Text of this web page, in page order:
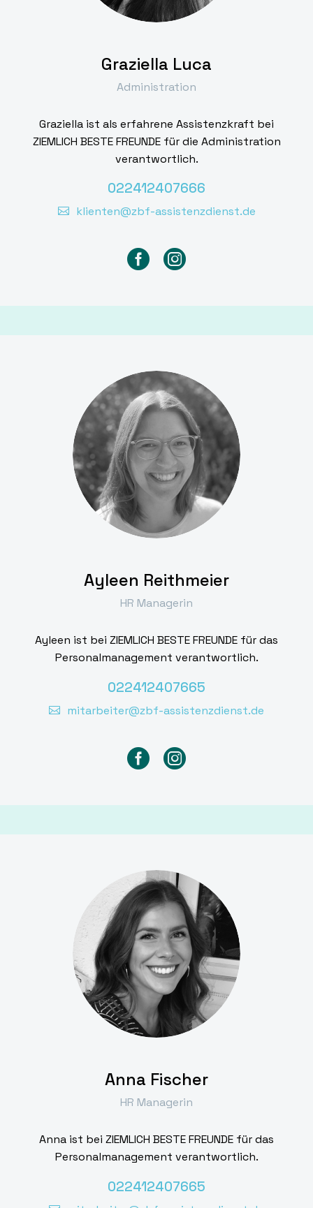
Graziella Luca
Administration
Graziella ist als erfahrene Assistenzkraft bei
ZIEMLICH BESTE FREUNDE für die Administration
verantwortlich.
022412407666
klienten@zbf-assistenzdienst.de
Ayleen Reithmeier
HR Managerin
Ayleen ist bei ZIEMLICH BESTE FREUNDE für das
Personalmanagement verantwortlich.
022412407665
mitarbeiter@zbf-assistenzdienst.de
Anna Fischer
HR Managerin
Anna ist bei ZIEMLICH BESTE FREUNDE für das
Personalmanagement verantwortlich.
022412407665